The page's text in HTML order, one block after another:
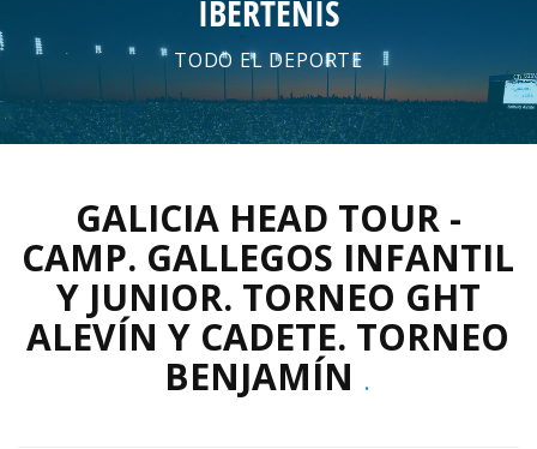
IBERTENIS
TODO EL DEPORTE
GALICIA HEAD TOUR -
CAMP. GALLEGOS INFANTIL
Y JUNIOR. TORNEO GHT
ALEVÍN Y CADETE. TORNEO
BENJAMÍN .